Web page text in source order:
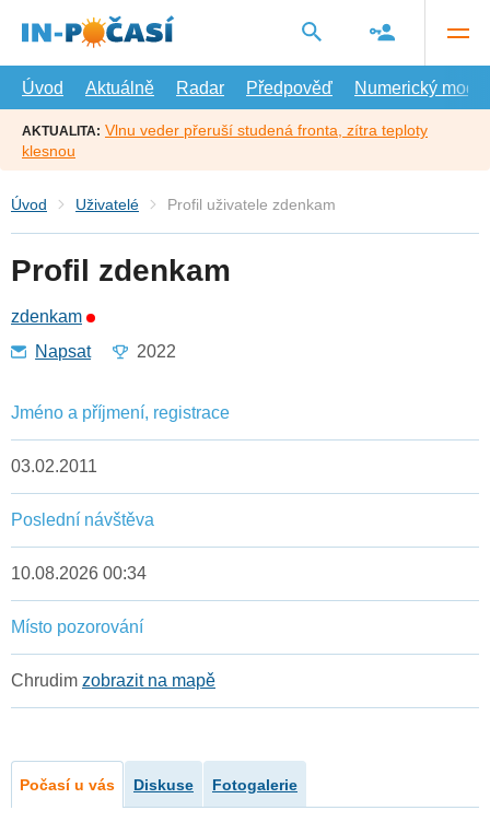
hlavní
Úvod
Aktuálně Radar Předpověď Numerický model
AKTUALITA: Vlnu veder přeruší studená fronta, zítra teploty
klesnou
Úvod Uživatelé Profil uživatele zdenkam
Profil zdenkam
zdenkam
Napsat
2022
Jméno a příjmení, registrace
03.02.2011
Poslední návštěva
10.08.2026 00:34
Místo pozorování
Chrudim zobrazit na mapě
Počasí u vás Diskuse Fotogalerie